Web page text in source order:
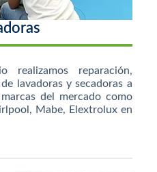
realizamos reparación,
lavadoras y secadoras a
del mercado como
Mabe, Elextrolux en